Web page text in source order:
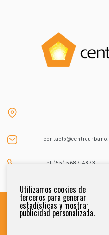
Tel (55) 5687-4873
Utilizamos cookies de
terceros para generar
estadísticas y mostrar
publicidad personalizada.